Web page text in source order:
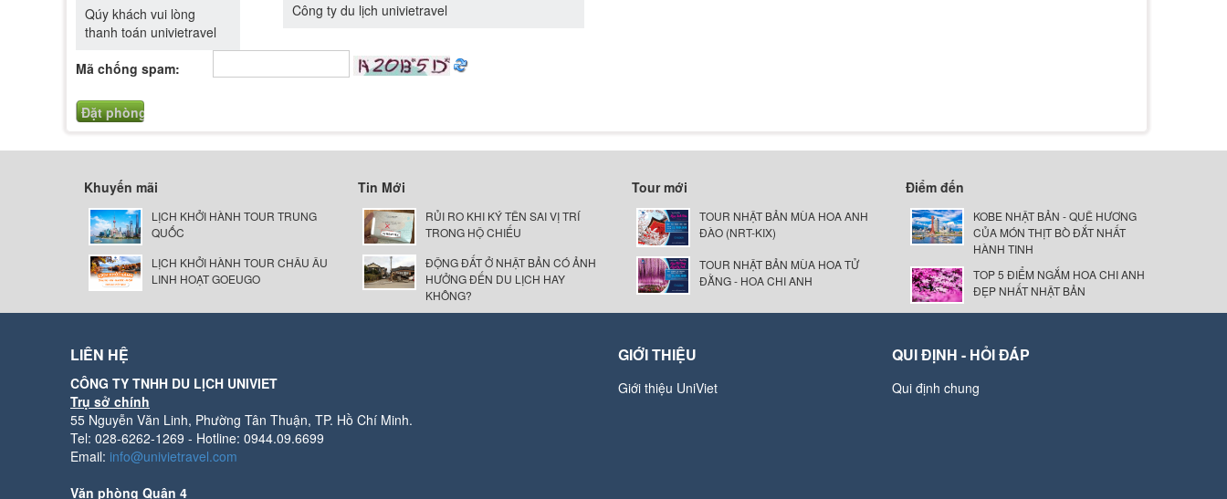
Qúy khách vui lòng
thanh toán univietravel
Công ty du lịch univietravel
Mã chống spam:
Khuyến mãi
LỊCH KHỞI HÀNH TOUR TRUNG
QUỐC
LỊCH KHỞI HÀNH TOUR CHÂU ÂU
LINH HOẠT GOEUGO
Tin Mới
RỦI RO KHI KÝ TÊN SAI VỊ TRÍ
TRONG HỘ CHIẾU
ĐỘNG ĐẤT Ở NHẬT BẢN CÓ ẢNH
HƯỞNG ĐẾN DU LỊCH HAY
KHÔNG?
Tour mới
TOUR NHẬT BẢN MÙA HOA ANH
ĐÀO (NRT-KIX)
TOUR NHẬT BẢN MÙA HOA TỬ
ĐẰNG - HOA CHI ANH
Điểm đến
KOBE NHẬT BẢN - QUÊ HƯƠNG
CỦA MÓN THỊT BÒ ĐẮT NHẤT
HÀNH TINH
TOP 5 ĐIỂM NGẮM HOA CHI ANH
ĐẸP NHẤT NHẬT BẢN
LIÊN HỆ
CÔNG TY TNHH DU LỊCH UNIVIET
Trụ sở chính
55 Nguyễn Văn Linh, Phường Tân Thuận, TP. Hồ Chí Minh.
Tel: 028-6262-1269 - Hotline: 0944.09.6699
Email: info@univietravel.com
Văn phòng Quận 4
GIỚI THIỆU
Giới thiệu UniViet
QUI ĐỊNH - HỎI ĐÁP
Qui định chung